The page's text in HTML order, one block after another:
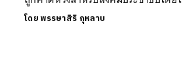
โดยพรรษาสิริ กุหลาบ